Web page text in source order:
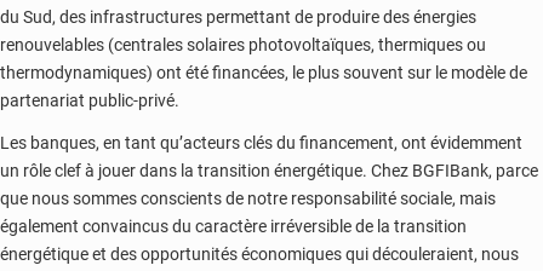
du Sud, des infrastructures permettant de produire des énergies
renouvelables (centrales solaires photovoltaïques, thermiques ou
thermodynamiques) ont été financées, le plus souvent sur le modèle de
partenariat public-privé.
Les banques, en tant qu’acteurs clés du financement, ont évidemment
un rôle clef à jouer dans la transition énergétique. Chez BGFIBank, parce
que nous sommes conscients de notre responsabilité sociale, mais
également convaincus du caractère irréversible de la transition
énergétique et des opportunités économiques qui découleraient, nous